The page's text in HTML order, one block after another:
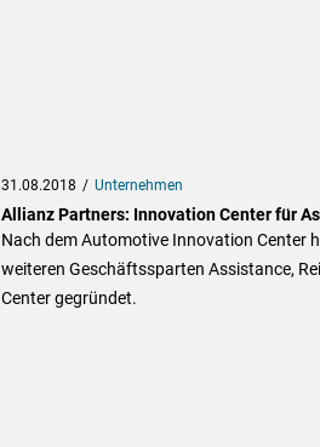
31.08.2018 Unternehmen
Allianz Partners: Innovation Center für
Nach dem Automotive Innovation Center
weiteren Geschäftssparten Assistance,
Center gegründet.